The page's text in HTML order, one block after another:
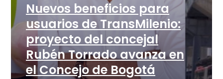
Nuevos beneficios para
usuarios de TransMilenio:
proyecto del concejal
Rubén Torrado avanza en
el Concejo de Bogotá